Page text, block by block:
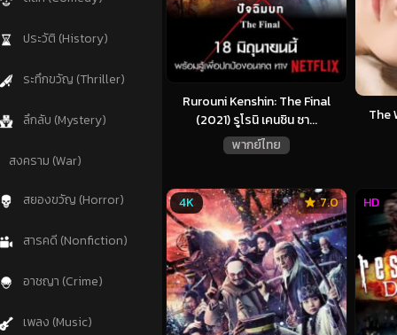
ประวัติ (History)
ระทึกขวัญ (Thriller)
ลึกลับ (Mystery)
สงคราม (War)
สยองขวัญ (Horror)
สารคดี (Nonfiction)
อาชญา (Crime)
เพลง (Music)
Rurouni Kenshin: The Final
(2021) รูโรนิ เคนชิน ซา...
พากย์ไทย
The
7.0
4K HD